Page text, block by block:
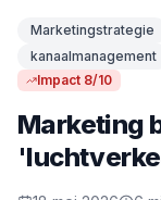
Marketingstrategie
kanaalmanagement
Impact 8/10
Marketing